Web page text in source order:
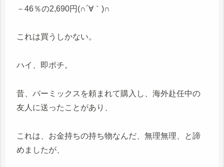
－46％の2,690円(∩´∀｀)∩
これは買うしかない。
ハイ、即ポチ。
昔、バーミックスを頼まれて購入し、海外赴任中の
友人に送ったことがあり、
これは、お金持ちの持ち物なんだ、無理無理、と諦
めましたが、